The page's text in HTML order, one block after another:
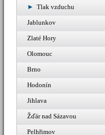
Tlak vzduchu
Jablunkov
Zlaté Hory
Olomouc
Brno
Hodonín
Jihlava
Žďár nad Sázavou
Pelhřimov